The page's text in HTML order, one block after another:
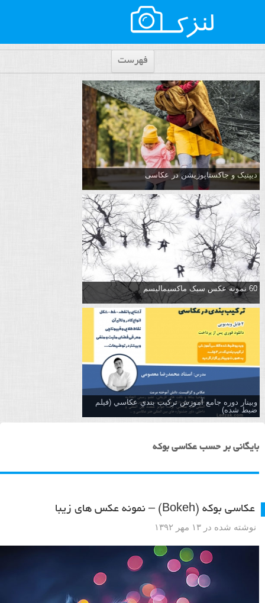
فهرست
دیپتیک و جاکستا‌پوزیشن در عکاسی
60 نمونه عکس سبک ماکسیمالیسم
وبینار دوره جامع آموزش تركيب بندي عكاسي (فیلم
ضبط شده)
بایگانی بر حسب عکاسی بوکه
عکاسی بوکه (Bokeh) – نمونه عکس های زیبا
نوشته شده در ۱۳ مهر ۱۳۹۲